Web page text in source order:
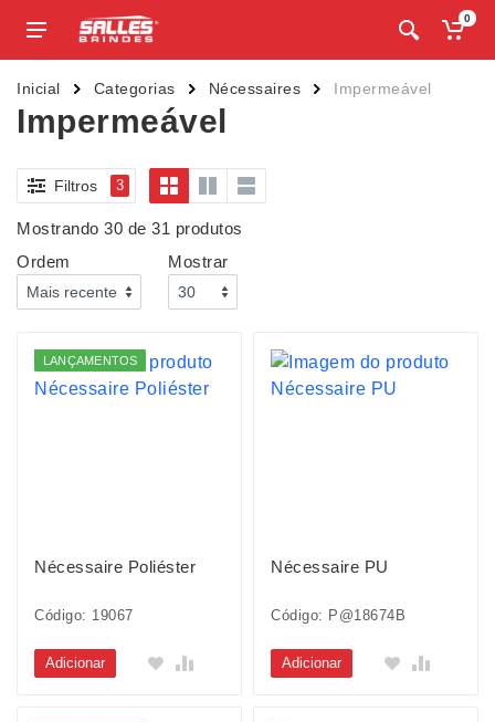
0
Inicial Categorias Nécessaires Impermeável
Impermeável
Filtros 3
Mostrando 30 de 31 produtos
Ordem
Mostrar
LANÇAMENTOS
Nécessaire Poliéster
Código: 19067
Adicionar
Nécessaire PU
Código: P@18674B
Adicionar